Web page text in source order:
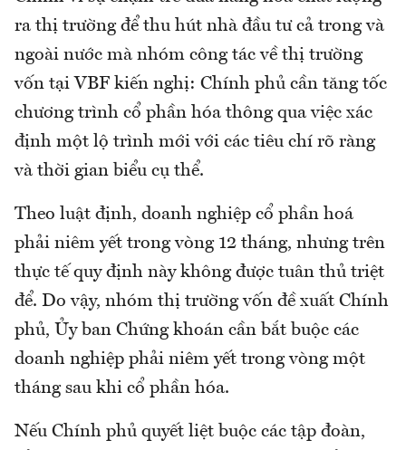
ra thị trường để thu hút nhà đầu tư cả trong và
ngoài nước mà nhóm công tác về thị trường
vốn tại VBF kiến nghị: Chính phủ cần tăng tốc
chương trình cổ phần hóa thông qua việc xác
định một lộ trình mới với các tiêu chí rõ ràng
và thời gian biểu cụ thể.
Theo luật định, doanh nghiệp cổ phần hoá
phải niêm yết trong vòng 12 tháng, nhưng trên
thực tế quy định này không được tuân thủ triệt
để. Do vậy, nhóm thị trường vốn đề xuất Chính
phủ, Ủy ban Chứng khoán cần bắt buộc các
doanh nghiệp phải niêm yết trong vòng một
tháng sau khi cổ phần hóa.
Nếu Chính phủ quyết liệt buộc các tập đoàn,